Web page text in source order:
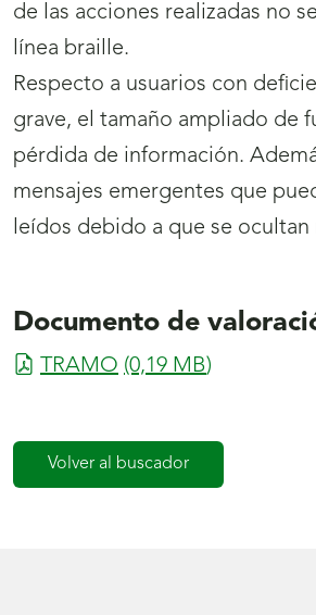
de las acciones realizadas no
línea braille.
Respecto a usuarios con
grave, el tamaño ampliado de
pérdida de información.
mensajes emergentes que
leídos debido a que se
Documento de
TRAMO (0,19 MB)
Volver al buscador